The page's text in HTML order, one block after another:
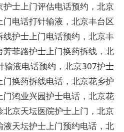
士上门评估电话预约，北京
电话打针输液，北京丰台区
护士上门电话预约，北京丰
菲路护士上门换药拆线，北
输液电话预约，北京307护士
换药拆线电话，北京花乡护
鸿业兴园护士电话，北京花
京天坛医院护士上门，北京
天坛护士上门预约电话，北